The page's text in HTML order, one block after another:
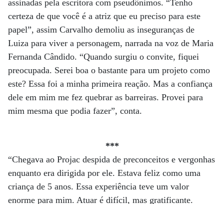
assinadas pela escritora com pseudônimos. “Tenho
certeza de que você é a atriz que eu preciso para este
papel”, assim Carvalho demoliu as inseguranças de
Luiza para viver a personagem, narrada na voz de Maria
Fernanda Cândido. “Quando surgiu o convite, fiquei
preocupada. Serei boa o bastante para um projeto como
este? Essa foi a minha primeira reação. Mas a confiança
dele em mim me fez quebrar as barreiras. Provei para
mim mesma que podia fazer”, conta.
***
“Chegava ao Projac despida de preconceitos e vergonhas
enquanto era dirigida por ele. Estava feliz como uma
criança de 5 anos. Essa experiência teve um valor
enorme para mim. Atuar é difícil, mas gratificante.